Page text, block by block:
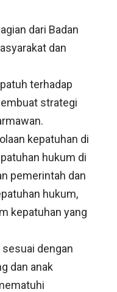
dari Badan
dan
terhadap
strategi
kepatuhan di
hukum di
pemerintah dan
hukum,
kepatuhan yang
dengan
dan anak